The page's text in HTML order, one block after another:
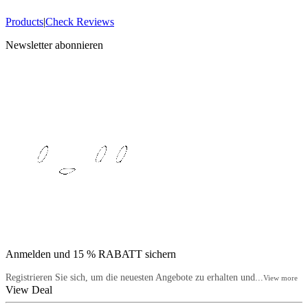
Products|Check Reviews
Newsletter abonnieren
Anmelden und 15 % RABATT sichern
Registrieren Sie sich, um die neuesten Angebote zu erhalten und...View more
View Deal